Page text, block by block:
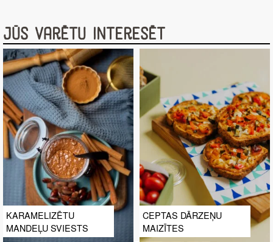
Jūs varētu interesēt
KARAMELIZĒTU
MANDEĻU SVIESTS
CEPTAS DĀRZEŅU
MAIZĪTES